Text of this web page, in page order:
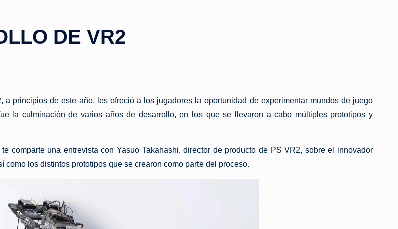
DE VR2
principios de este año, les ofreció a los jugadores la oportunidad de experimentar mundos de juego
la culminación de varios años de desarrollo, en los que se llevaron a cabo múltiples prototipos y
comparte una entrevista con Yasuo Takahashi, director de producto de PS VR2, sobre el innovador
los distintos prototipos que se crearon como parte del proceso.